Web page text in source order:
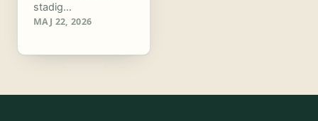
stadig…
MAJ 22, 2026